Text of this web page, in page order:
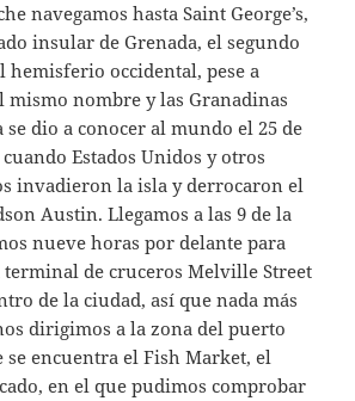
navegamos hasta Saint George’s,
insular de Grenada, el segundo
hemisferio occidental, pese a
nombre y las Granadinas
se dio a conocer al mundo el 25 de
Estados Unidos y otros
invadieron la isla y derrocaron el
Austin. Llegamos a las 9 de la
nueve horas por delante para
de cruceros Melville Street
de la ciudad, así que nada más
dirigimos a la zona del puerto
se encuentra el Fish Market, el
en el que pudimos comprobar